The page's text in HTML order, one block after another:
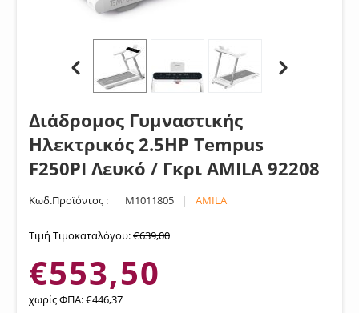
Διάδρομος Γυμναστικής
Ηλεκτρικός 2.5HP Tempus
F250PI Λευκό / Γκρι AMILA 92208
Κωδ.Προϊόντος : M1011805 | AMILA
Τιμή Τιμοκαταλόγου:€639,00
€553,50
χωρίς ΦΠΑ:€446,37